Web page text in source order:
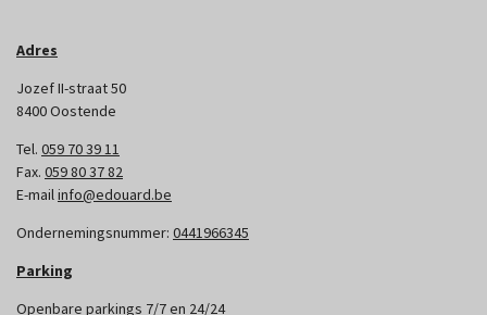
Adres
Jozef II-straat 50
8400 Oostende
Tel. 059 70 39 11
Fax. 059 80 37 82
E-mailinfo@edouard.be
Ondernemingsnummer: 0441966345
Parking
Openbare parkings 7/7 en 24/24